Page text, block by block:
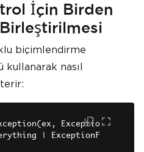
İçin Birden
biçimlendirme
kullanarak nasıl
Exceptio
| ExceptionF